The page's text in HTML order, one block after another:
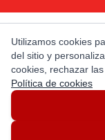
Dirección de
Utilizamos cookies
del sitio y
cookies, rechazar
Política de cookies